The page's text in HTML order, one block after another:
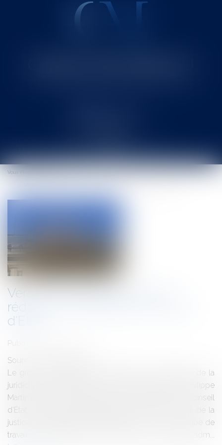
Ouvrir
le
Vous êtes ici :
Vers une simplification de la
rédaction des arrêts du Conseil
d'Etat
Publié le :
Source :
Le groupe de travail sur la rédaction des décisions de la
juridiction administrative présidé par le président Philippe
Martin vient de remettre au Vice-président du Conseil
d’État son rapport final.Simplification des décisions de la
justice administrative Pendant plus d’un an, un groupe de
travail sur la rédaction des décisions de la justice adm...